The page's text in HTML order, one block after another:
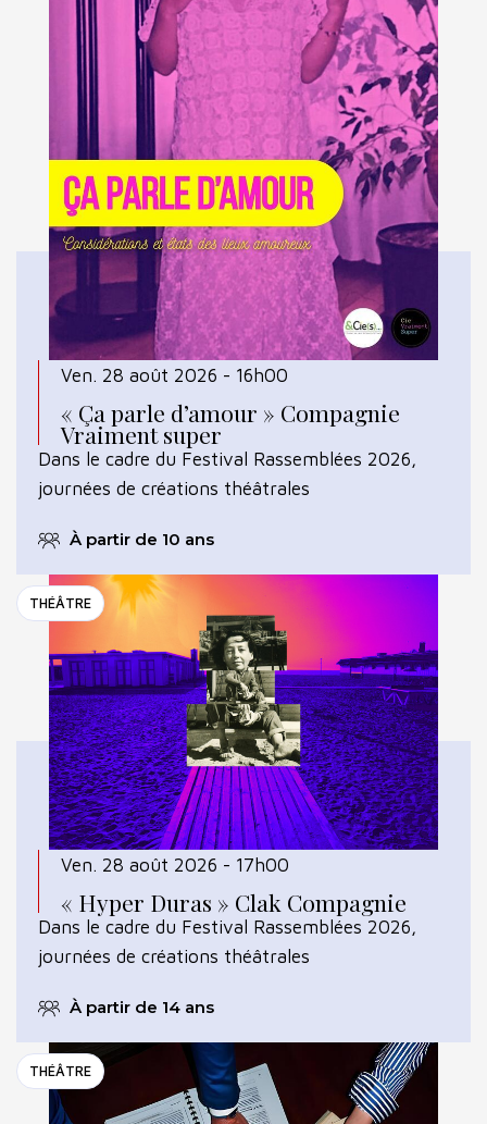
« Ça parle d’amour » Compagnie
Vraiment super
Ven. 28 août 2026 - 16h00
Dans le cadre du Festival Rassemblées 2026,
journées de créations théâtrales
À partir de 10 ans
« Hyper Duras » Clak Compagnie
Ven. 28 août 2026 - 17h00
Dans le cadre du Festival Rassemblées 2026,
journées de créations théâtrales
À partir de 14 ans
THÉÂTRE
THÉÂTRE